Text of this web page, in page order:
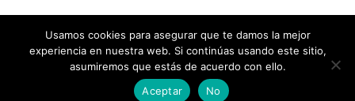
© Daniel's Law Company SLP 2019. All rights reserved.
Usamos cookies para asegurar que te damos la mejor
experiencia en nuestra web. Si continúas usando este sitio,
asumiremos que estás de acuerdo con ello.
Aceptar
No